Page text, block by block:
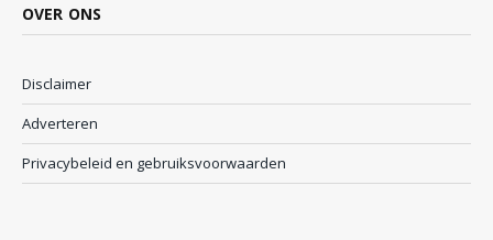
OVER ONS
Disclaimer
Adverteren
Privacybeleid en gebruiksvoorwaarden